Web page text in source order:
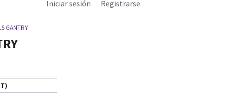
Registrarse
Iniciar sesión
GANTRY